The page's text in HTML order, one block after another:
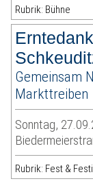
Rubrik: Bühne
Gemeinsam
Markttreiben
Sonntag,
Rubrik: Fest &